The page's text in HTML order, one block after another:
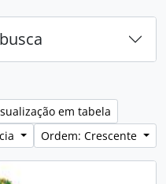
em tabela
Ordem: Crescente